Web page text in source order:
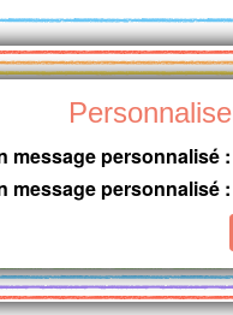
message personnalisé :
message personnalisé :